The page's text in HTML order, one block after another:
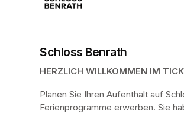
Schloss Benrath
HERZLICH WILLKOMMEN IM
Planen Sie Ihren Aufenthalt auf
Ferienprogramme erwerben. Sie